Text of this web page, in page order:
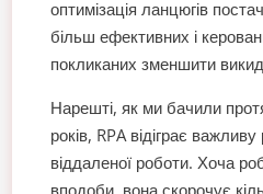
оптимізація ланцюгів
більш ефективних і
покликаних зменшити
Нарешті, як ми бачили
років, RPA відіграє
віддаленої роботи. Хоча